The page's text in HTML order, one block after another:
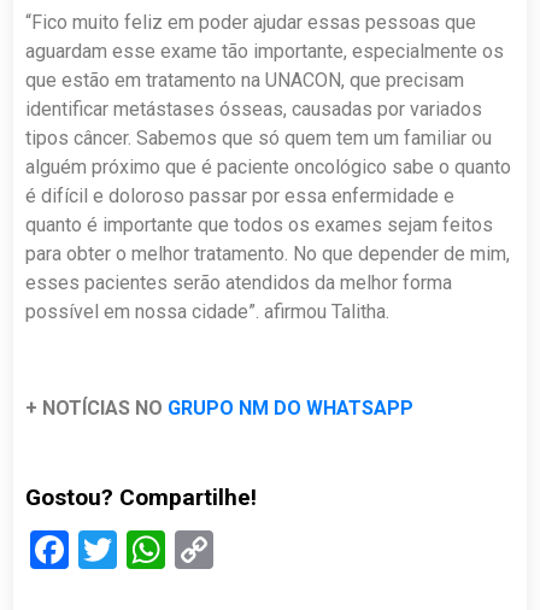
“Fico muito feliz em poder ajudar essas pessoas que
aguardam esse exame tão importante, especialmente os
que estão em tratamento na UNACON, que precisam
identificar metástases ósseas, causadas por variados
tipos câncer. Sabemos que só quem tem um familiar ou
alguém próximo que é paciente oncológico sabe o quanto
é difícil e doloroso passar por essa enfermidade e
quanto é importante que todos os exames sejam feitos
para obter o melhor tratamento. No que depender de mim,
esses pacientes serão atendidos da melhor forma
possível em nossa cidade”. afirmou Talitha.
+ NOTÍCIAS NO GRUPO NM DO WHATSAPP
Gostou? Compartilhe!
Facebook
TwitterWhatsApp